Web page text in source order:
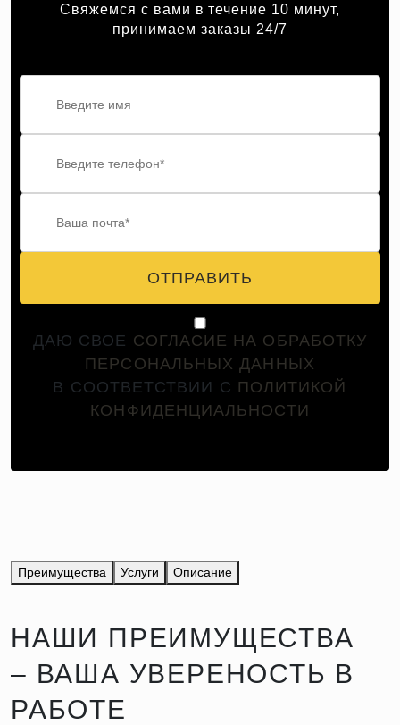
Свяжемся с вами в течение 10 минут,
принимаем заказы 24/7
ОТПРАВИТЬ
ДАЮ СВОЕ СОГЛАСИЕ НА ОБРАБОТКУ
ПЕРСОНАЛЬНЫХ ДАННЫХ
В СООТВЕТСТВИИ С ПОЛИТИКОЙ
КОНФИДЕНЦИАЛЬНОСТИ
Преимущества Услуги Описание
НАШИ ПРЕИМУЩЕСТВА
– ВАША УВЕРЕНОСТЬ В
РАБОТЕ